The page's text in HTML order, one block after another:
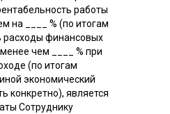
работы
на ____ % (по итогам
расходы финансовых
чем ____ % при
(по итогам
экономический
конкретно), является
Сотруднику